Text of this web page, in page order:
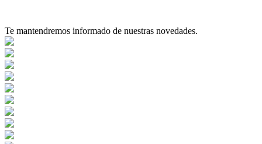
Te mantendremos informado de nuestras novedades.